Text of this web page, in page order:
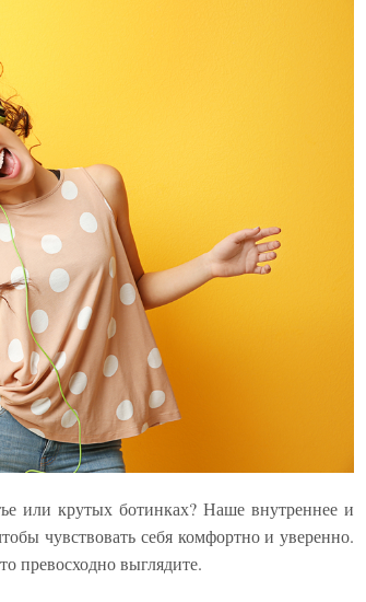
или крутых ботинках? Наше внутреннее и
чувствовать себя комфортно и уверенно.
превосходно выглядите.